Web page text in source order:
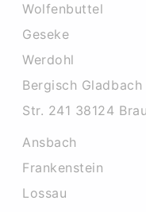
Wolfenbuttel
Geseke
Werdohl
Bergisch Gladbach
Str. 241 38124
Ansbach
Frankenstein
Lossau